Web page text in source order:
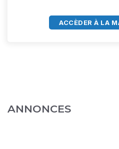
ACCÈDER À LA
ANNONCES